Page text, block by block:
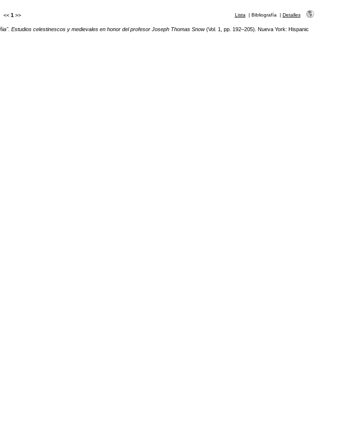
<< 1 >> Lista | Bibliografía | Detalles
Estudios celestinescos y medievales en honor del profesor Joseph Thomas Snow(Vol. 1, pp. 192–205). Nueva York: Hispanic